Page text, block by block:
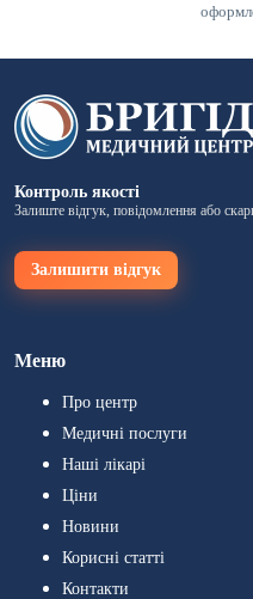
Контроль якості
Залиште відгук, повідомлення або
Залишити відгук
Меню
Про центр
Медичні послуги
Наші лікарі
Ціни
Новини
Корисні статті
Контакти